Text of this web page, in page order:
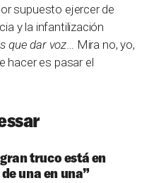
supuesto ejercer de
y la infantilización
que dar voz… Mira no, yo,
hacer es pasar el
truco está en
una en una”